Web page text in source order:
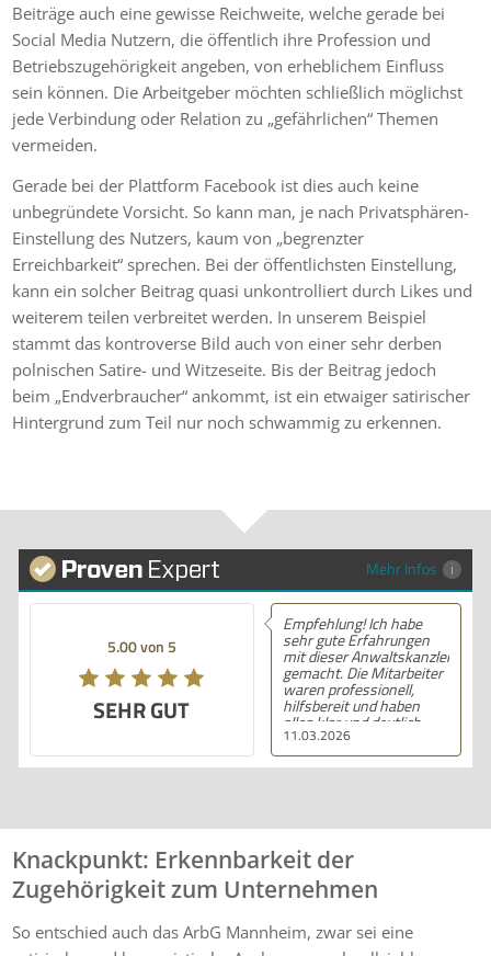
Beiträge auch eine gewisse Reichweite, welche gerade bei
Social Media Nutzern, die öffentlich ihre Profession und
Betriebszugehörigkeit angeben, von erheblichem Einfluss
sein können. Die Arbeitgeber möchten schließlich möglichst
jede Verbindung oder Relation zu „gefährlichen“ Themen
vermeiden.
Gerade bei der Plattform Facebook ist dies auch keine
unbegründete Vorsicht. So kann man, je nach Privatsphären-
Einstellung des Nutzers, kaum von „begrenzter
Erreichbarkeit“ sprechen. Bei der öffentlichsten Einstellung,
kann ein solcher Beitrag quasi unkontrolliert durch Likes und
weiterem teilen verbreitet werden. In unserem Beispiel
stammt das kontroverse Bild auch von einer sehr derben
polnischen Satire- und Witzeseite. Bis der Beitrag jedoch
beim „Endverbraucher“ ankommt, ist ein etwaiger satirischer
Hintergrund zum Teil nur noch schwammig zu erkennen.
Mehr Infos
5.00 von 5
SEHR GUT
11.03.2026
Empfehlung! Ich habe
sehr gute Erfahrungen
mit dieser Anwaltskanzlei
gemacht. Die Mitarbeiter
waren professionell,
hilfsbereit und haben
alles klar und deutlich
erklärt. Ich bin mit der
Beratung sehr zufrieden
und kann ihre
Knackpunkt: Erkennbarkeit der
Zugehörigkeit zum Unternehmen
So entschied auch das ArbG Mannheim, zwar sei eine